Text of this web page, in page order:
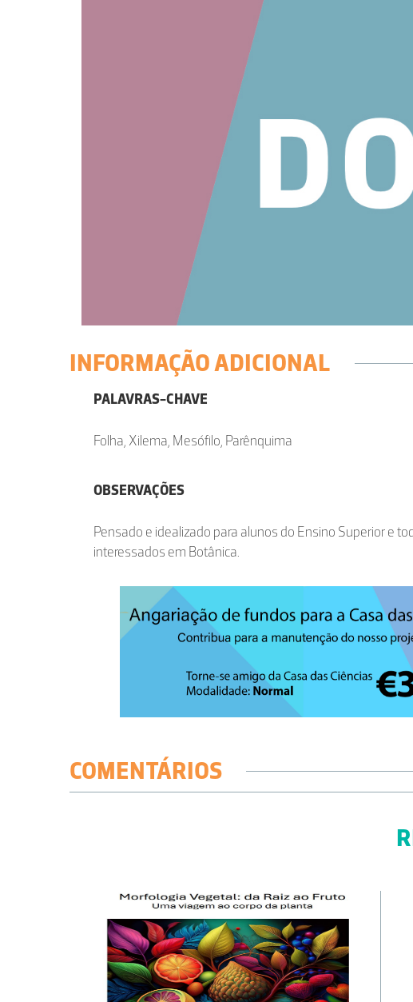
INFORMAÇÃO ADICIONAL
PALAVRAS-CHAVE
Folha, Xilema, Mesófilo, Parênquima
OBSERVAÇÕES
Pensado e idealizado para alunos do Ensino Superior e
interessados em Botânica.
COMENTÁRIOS